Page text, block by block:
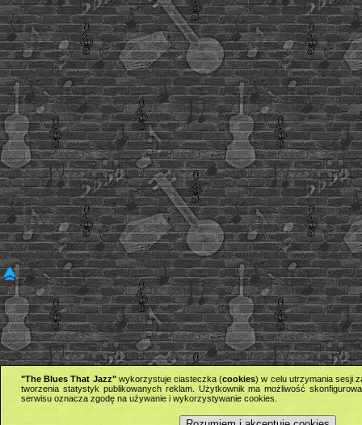
"The Blues That Jazz"wykorzystuje ciasteczka (cookies) w celu utrzymania sesji
tworzenia statystyk publikowanych reklam. Użytkownik ma możliwość
serwisu oznacza zgodę na używanie i wykorzystywanie cookies.